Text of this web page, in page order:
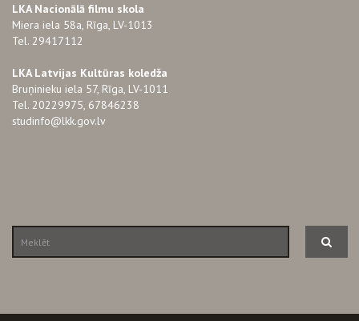
LKA Nacionālā filmu skola
Miera iela 58a, Rīga, LV-1013
Tel. 29417112
LKA Latvijas Kultūras koledža
Bruņinieku iela 57, Rīga, LV-1011
Tel. 20229975, 67846238
studinfo@lkk.gov.lv